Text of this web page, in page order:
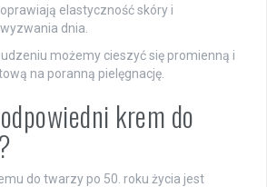
elastyczność skóry i
dnia.
możemy cieszyć się promienną i
na poranną pielęgnację.
krem do
do twarzy po 50. roku życia jest